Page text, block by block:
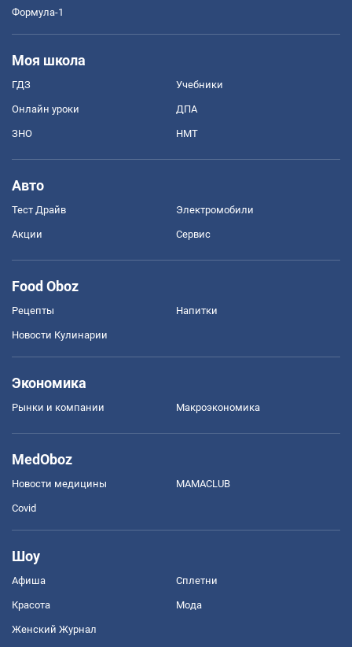
Формула-1
Моя школа
ГДЗ Учебники
Онлайн уроки ДПА
ЗНО НМТ
Авто
Тест Драйв Электромобили
Акции Сервис
Food Oboz
Рецепты Напитки
Новости Кулинарии
Экономика
Рынки и компании Mакроэкономика
MedOboz
Новости медицины MAMACLUB
Covid
Шоу
Афиша Сплетни
Красота Мода
Женский Журнал